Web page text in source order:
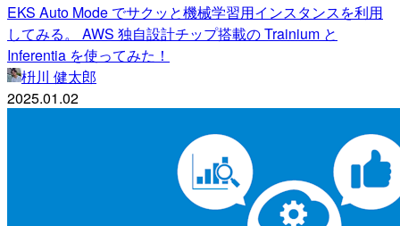
EKS Auto Mode でサクッと機械学習用インスタンスを利用
してみる。 AWS 独自設計チップ搭載の Trainium と
Inferentia を使ってみた！
枡川 健太郎
2025.01.02